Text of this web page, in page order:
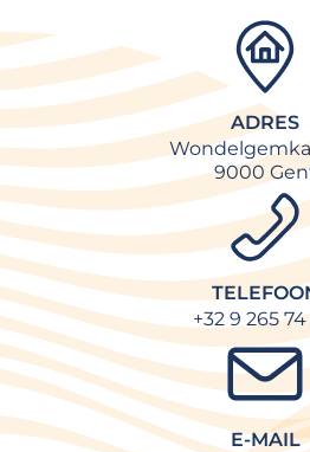
ADRES
9000
+32 9 265
E-MAIL